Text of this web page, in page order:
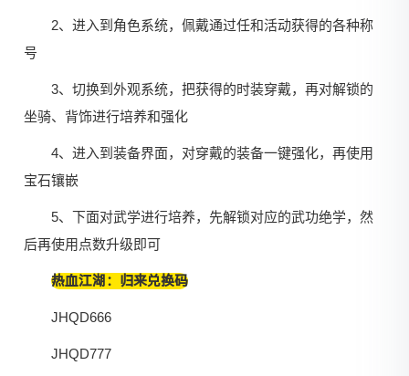
2、进入到角色系统，佩戴通过任和活动获得的各种称
号
3、切换到外观系统，把获得的时装穿戴，再对解锁的
坐骑、背饰进行培养和强化
4、进入到装备界面，对穿戴的装备一键强化，再使用
宝石镶嵌
5、下面对武学进行培养，先解锁对应的武功绝学，然
后再使用点数升级即可
热血江湖：归来兑换码
JHQD666
JHQD777